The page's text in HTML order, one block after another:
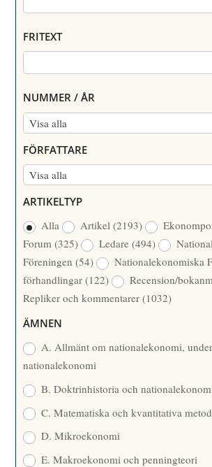
FRITEXT
NUMMER / ÅR
Visa alla
N
M
M
/
Å
R
FÖRFATTARE
Visa alla
R
F
A
T
T
A
R
ARTIKELTYP
Alla
Artikel(2193)
Forum(325) Ledare(494)
Föreningen(54)
Nationalekonomiska
förhandlingar(122) Recension/
Repliker och kommentarer(1032)
ÄMNEN
A. Allmänt om nationalekonomi,
nationalekonomi
B. Doktrinhistoria och
C. Matematiska och kvantitativa
D. Mikroekonomi
E. Makroekonomi och penningteori